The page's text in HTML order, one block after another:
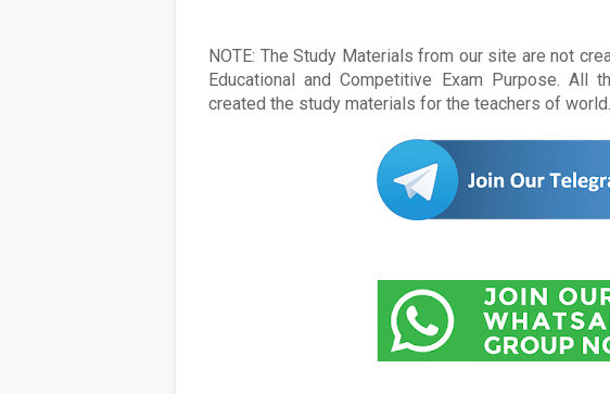
NOTE: The Study Materials from our site are not
Educational and Competitive Exam Purpose. All
created the study materials for the teachers of world